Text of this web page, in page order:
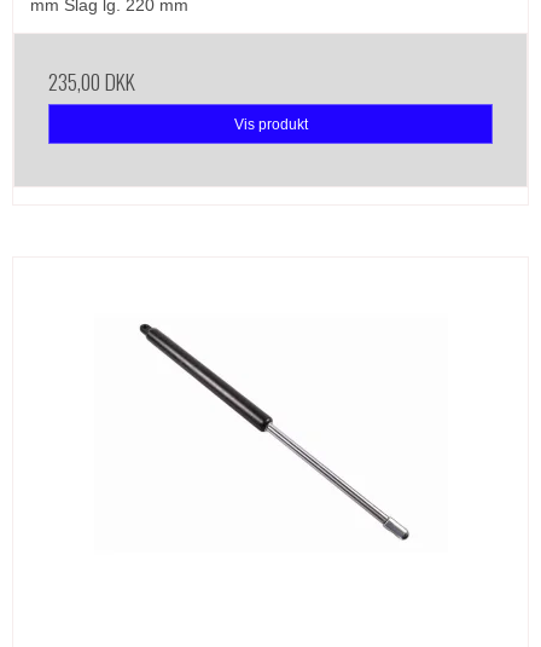
mm Slag lg. 220 mm
235,00 DKK
Vis produkt